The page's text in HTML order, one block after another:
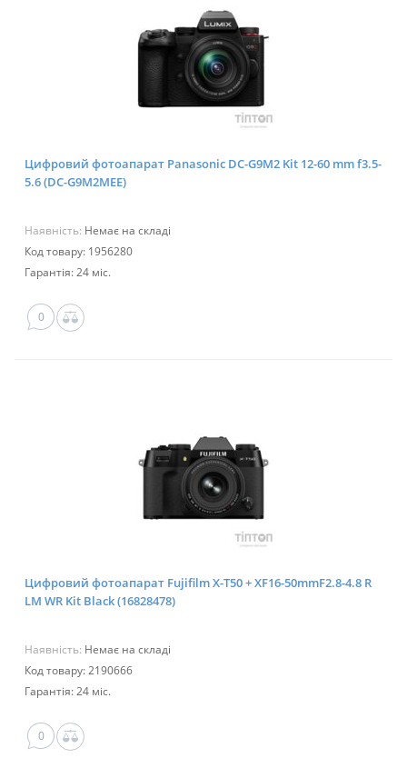
Цифровий фотоапарат Panasonic DC-G9M2 Kit 12-60 mm f3.5-
5.6 (DC-G9M2MEE)
Наявність: Немає на складі
Код товару: 1956280
Гарантія: 24 міс.
0
Цифровий фотоапарат Fujifilm X-T50 + XF16-50mmF2.8-4.8 R
LM WR Kit Black (16828478)
Наявність: Немає на складі
Код товару: 2190666
Гарантія: 24 міс.
0